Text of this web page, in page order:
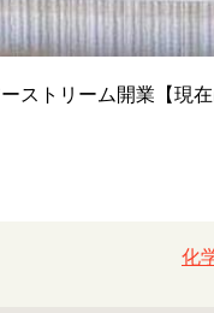
ストリーム開業【現在
化